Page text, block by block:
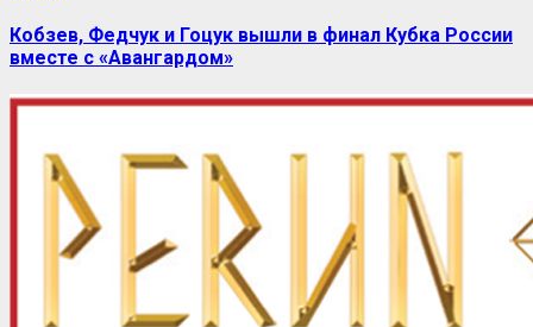
Кобзев, Федчук и Гоцук вышли в финал Кубка России
вместе с «Авангардом»